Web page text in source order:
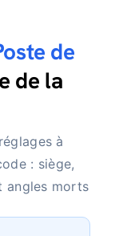
de
de la
à
: siège,
angles morts